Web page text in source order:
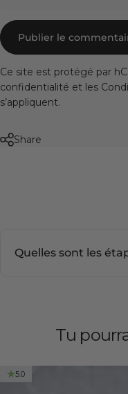
Message
Publier le
Ce site est protégé par
confidentialité et les
s’appliquent.
Share
Quelles sont les
Tu
5.0